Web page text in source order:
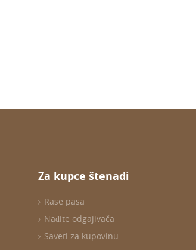
Za kupce štenadi
Rase pasa
Nađite odgajivača
Saveti za kupovinu